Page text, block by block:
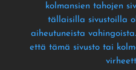
kolmansien tahojen
tällaisilla sivustoilla
aiheutuneista vahingoista
että tämä sivusto tai